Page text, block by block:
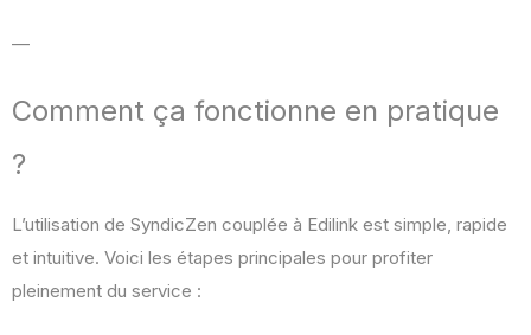
—
Comment ça fonctionne en pratique
?
L’utilisation de SyndicZen couplée à Edilink est simple, rapide
et intuitive. Voici les étapes principales pour profiter
pleinement du service :